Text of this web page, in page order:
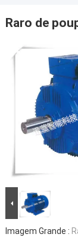
Raro de
Imagem Grande :